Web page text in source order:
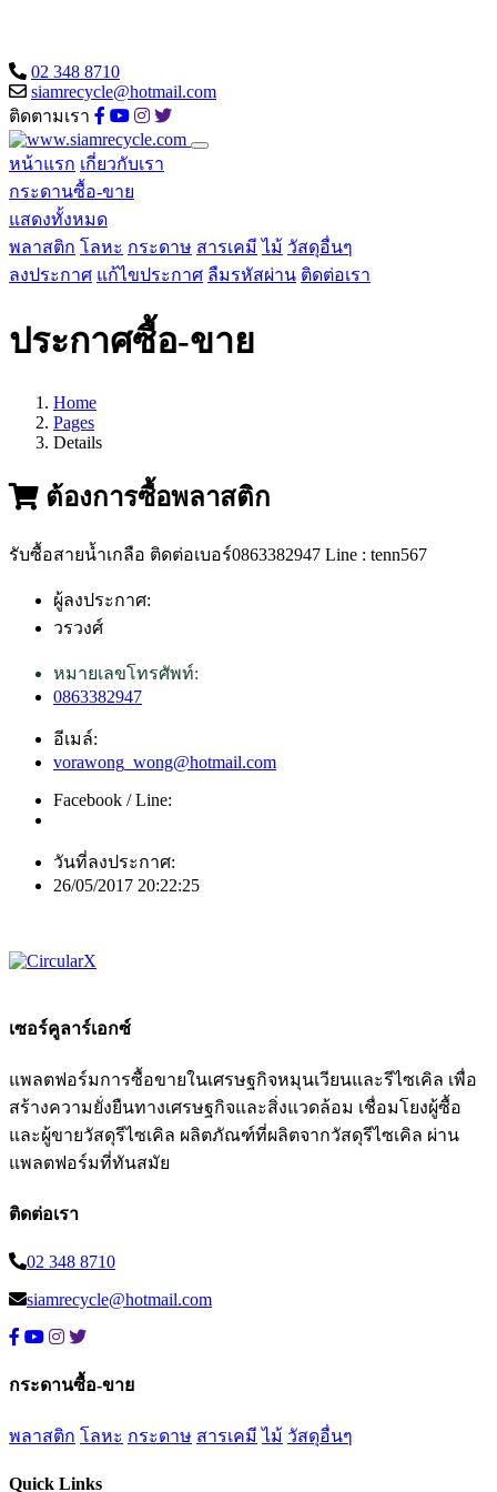
02 348 8710
siamrecycle@hotmail.com
ติดตามเรา
หน้าแรก เกี่ยวกับเรา
กระดานซื้อ-ขาย
แสดงทั้งหมด
พลาสติก โลหะ กระดาษ สารเคมี ไม้ วัสดุอื่นๆ
ลงประกาศ แก้ไขประกาศ ลืมรหัสผ่าน ติดต่อเรา
ประกาศซื้อ-ขาย
Home
Pages
Details
ต้องการซื้อพลาสติก
รับซื้อสายน้ำเกลือ ติดต่อเบอร์0863382947 Line : tenn567
ผู้ลงประกาศ:
วรวงศ์
หมายเลขโทรศัพท์:
0863382947
อีเมล์:
vorawong_wong@hotmail.com
Facebook / Line:
วันที่ลงประกาศ:
26/05/2017 20:22:25
เซอร์คูลาร์เอกซ์
แพลตฟอร์มการซื้อขายในเศรษฐกิจหมุนเวียนและรีไซเคิล เพื่อ
สร้างความยั่งยืนทางเศรษฐกิจและสิ่งแวดล้อม เชื่อมโยงผู้ซื้อ
และผู้ขายวัสดุรีไซเคิล ผลิตภัณฑ์ที่ผลิตจากวัสดุรีไซเคิล ผ่าน
แพลตฟอร์มที่ทันสมัย
ติดต่อเรา
02 348 8710
siamrecycle@hotmail.com
กระดานซื้อ-ขาย
พลาสติก โลหะ กระดาษ สารเคมี ไม้ วัสดุอื่นๆ
Quick Links